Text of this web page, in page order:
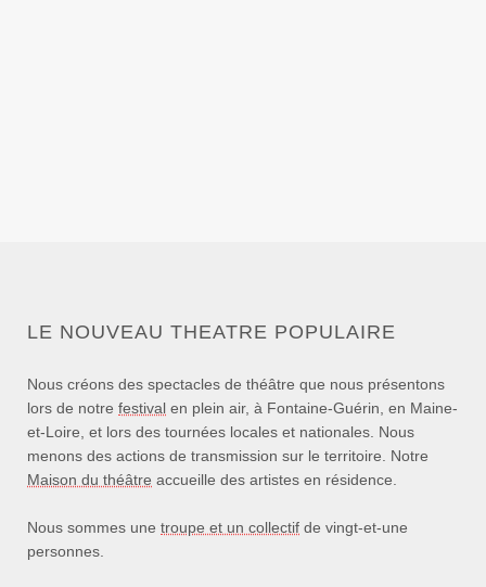
LE NOUVEAU THEATRE POPULAIRE
Nous créons des spectacles de théâtre que nous présentons
lors de notre festival en plein air, à Fontaine-Guérin, en Maine-
et-Loire, et lors des tournées locales et nationales. Nous
menons des actions de transmission sur le territoire. Notre
Maison du théâtre accueille des artistes en résidence.
Nous sommes une troupe et un collectif de vingt-et-une
personnes.